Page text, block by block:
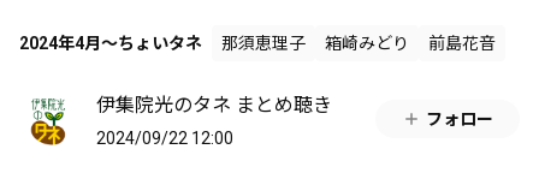
2024年4月～ちょいタネ 那須恵理子 箱崎みどり 前島花音
伊集院光のタネ まとめ聴き
2024/09/22 12:00
フォロー